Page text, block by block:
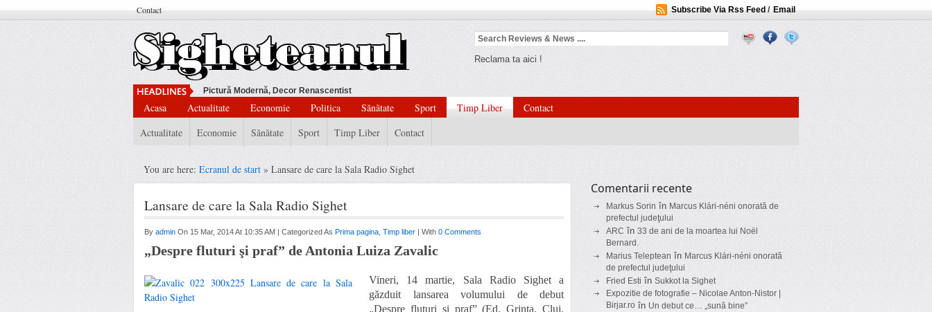
Contact Subscribe Via Rss Feed / Email
Reclama ta aici !
Pictură Modernă, Decor Renascentist
Acasa Actualitate Economie Politica Sănătate Sport Timp Liber
Contact
Actualitate
Economie Sănătate Sport Timp Liber Contact
Comentarii recente
Markus Sorin în Marcus Klári-néni onorată de
prefectul judeţului
ARC în 33 de ani de la moartea lui Noël
Bernard.
Marius Teleptean în Marcus Klári-néni onorată
de prefectul judeţului
Fried Esti în Sukkot la Sighet
Expozitie de fotografie – Nicolae Anton-Nistor |
Birjar.ro în Un debut ce… „sună bine”
You are here: Ecranul de start » Lansare de care la Sala Radio Sighet
Lansare de care la Sala Radio Sighet
By admin On 15 Mar, 2014 At 10:35 AM | Categorized As Prima pagina Timp liber | With 0 Comments
„Despre fluturi şi praf” de Antonia Luiza Zavalic
Vineri, 14 martie, Sala Radio Sighet a
găzduit lansarea volumului de debut
„Despre fluturi şi praf” (Ed. Grinta, Cluj,